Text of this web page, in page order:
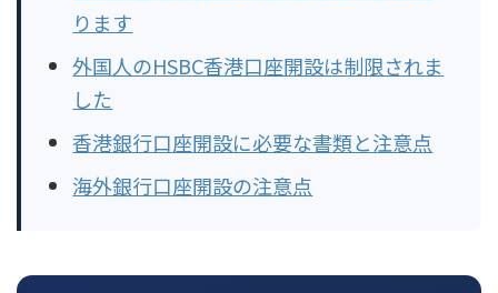
ります
外国人のHSBC香港口座開設は制限されま
した
香港銀行口座開設に必要な書類と注意点
海外銀行口座開設の注意点